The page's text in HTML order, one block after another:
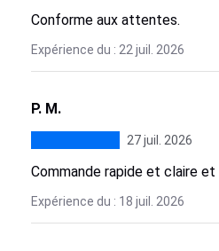
Conforme aux attentes.
Expérience du : 22 juil. 2026
P. M.
27 juil. 2026
Commande rapide et claire
Expérience du : 18 juil. 2026